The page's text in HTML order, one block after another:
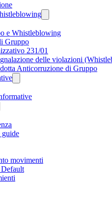
e Whistleblowing
Gruppo
231/01
delle violazioni
Anticorruzione di Gruppo
guide
movimenti